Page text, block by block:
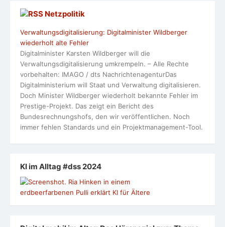
Netzpolitik
Verwaltungsdigitalisierung: Digitalminister Wildberger
wiederholt alte Fehler
Digitalminister Karsten Wildberger will die
Verwaltungsdigitalisierung umkrempeln. – Alle Rechte
vorbehalten: IMAGO / dts NachrichtenagenturDas
Digitalministerium will Staat und Verwaltung digitalisieren.
Doch Minister Wildberger wiederholt bekannte Fehler im
Prestige-Projekt. Das zeigt ein Bericht des
Bundesrechnungshofs, den wir veröffentlichen. Noch
immer fehlen Standards und ein Projektmanagement-Tool.
KI im Alltag #dss 2024